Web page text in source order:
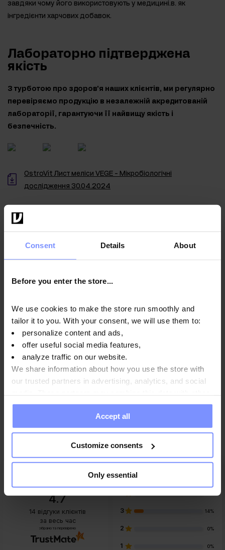
Consent Details About
Before you enter the store...
We use cookies to make the store run smoothly and
tailor it to you. With your consent, we will use them to:
personalize content and ads,
offer useful social media features,
analyze traffic on our website.
We share information about how you use the store with
our trusted partners in advertising, analytics, and social
information you have provided to them or that they have
collected when you use their services. Do you agree?
Accept all
Customize consents
Only essential
завдяки чому його використовують у медицині.в. як
інгредієнти харчових добавок.
Лабораторно підтверджена
якість
З турботою про здоров'я наших клієнтів, ми регулярно
перевіряємо продукцію в незалежній акредитованій
лабораторії, гарантуючи її найвищу якість і
безпечність.
OstroVit Лист меліси VEGE - Мікробіологічні
дослідження 30.04.2024
Спосіб використання
Харчова цінність
Параметри
Виробник
Питання та відповіді
4.7
14 відгуки клієнтів
за весь час
зібрано та перевірено
5
3 14%
2 0%
1 0%